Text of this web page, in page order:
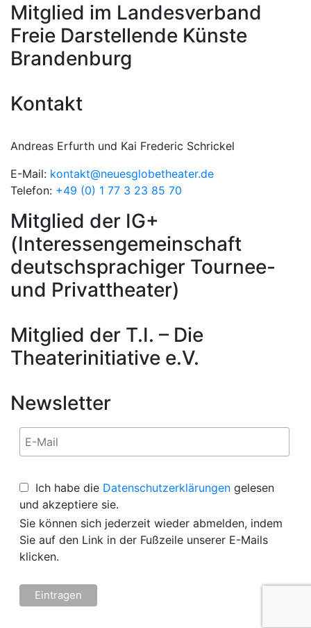
Mitglied im Landesverband
Freie Darstellende Künste
Brandenburg
Kontakt
Andreas Erfurth und Kai Frederic Schrickel
E-Mail: kontakt@neuesglobetheater.de
Telefon: +49 (0) 1 77 3 23 85 70
Mitglied der IG+
(Interessengemeinschaft
deutschsprachiger Tournee-
und Privattheater)
Mitglied der T.I. – Die
Theaterinitiative e.V.
Newsletter
Ich habe die Datenschutzerklärungengelesen
und akzeptiere sie.
Sie können sich jederzeit wieder abmelden, indem
Sie auf den Link in der Fußzeile unserer E-Mails
klicken.